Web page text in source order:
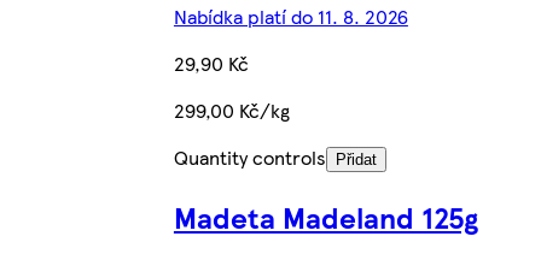
Nabídka platí do 11. 8. 2026
29,90 Kč
299,00 Kč/kg
Quantity controls
Přidat
Madeta Madeland 125g